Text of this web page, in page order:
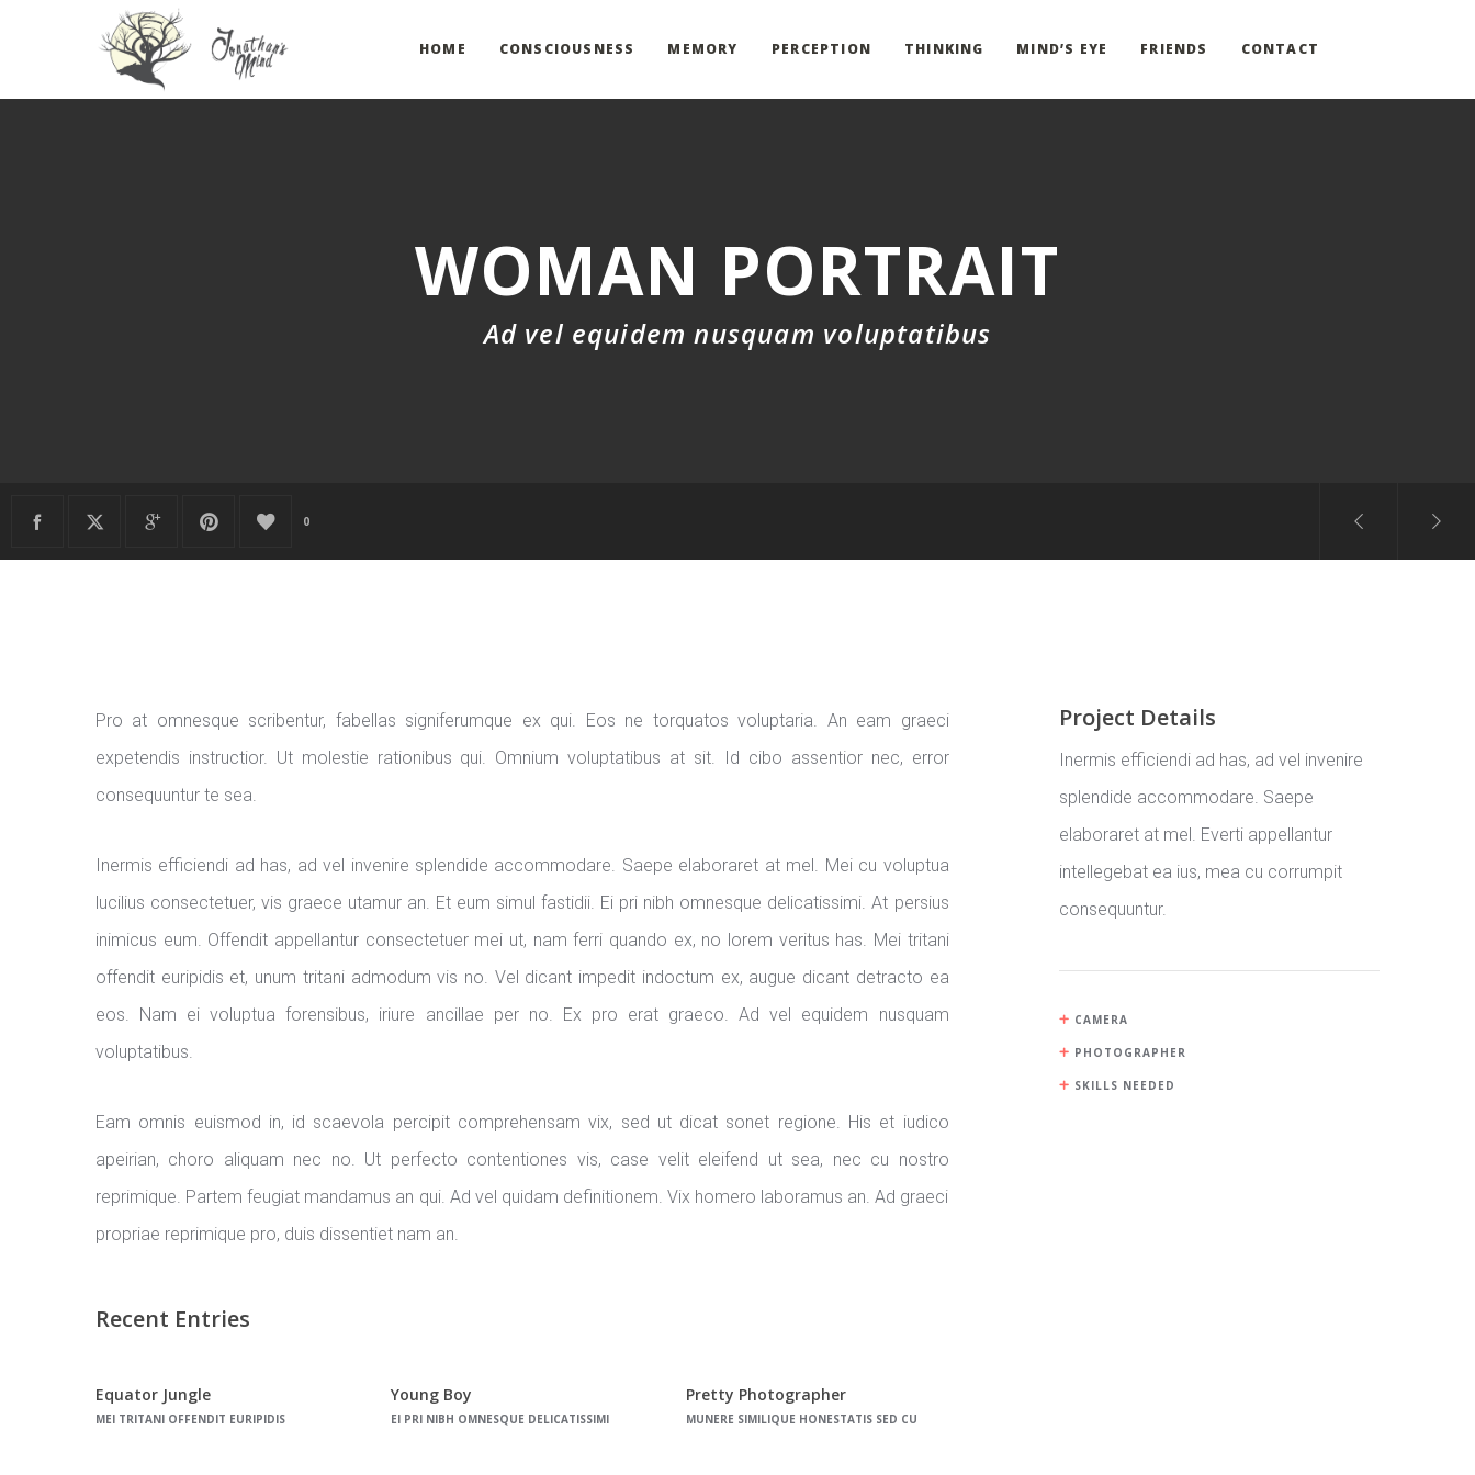
HOME CONSCIOUSNESS MEMORY PERCEPTION THINKING MIND’S EYE FRIENDS CONTACT
WOMAN PORTRAIT
Ad vel equidem nusquam voluptatibus
0
Pro at omnesque scribentur, fabellas signiferumque ex qui. Eos ne torquatos voluptaria. An eam graeci
expetendis instructior. Ut molestie rationibus qui. Omnium voluptatibus at sit. Id cibo assentior nec, error
consequuntur te sea.
Inermis efficiendi ad has, ad vel invenire splendide accommodare. Saepe elaboraret at mel. Mei cu voluptua
lucilius consectetuer, vis graece utamur an. Et eum simul fastidii. Ei pri nibh omnesque delicatissimi. At persius
inimicus eum. Offendit appellantur consectetuer mei ut, nam ferri quando ex, no lorem veritus has. Mei tritani
offendit euripidis et, unum tritani admodum vis no. Vel dicant impedit indoctum ex, augue dicant detracto ea
eos. Nam ei voluptua forensibus, iriure ancillae per no. Ex pro erat graeco. Ad vel equidem nusquam
voluptatibus.
Eam omnis euismod in, id scaevola percipit comprehensam vix, sed ut dicat sonet regione. His et iudico
apeirian, choro aliquam nec no. Ut perfecto contentiones vis, case velit eleifend ut sea, nec cu nostro
reprimique. Partem feugiat mandamus an qui. Ad vel quidam definitionem. Vix homero laboramus an. Ad graeci
propriae reprimique pro, duis dissentiet nam an.
Recent Entries
Equator Jungle
MEI TRITANI OFFENDIT EURIPIDIS
Young Boy
EI PRI NIBH OMNESQUE DELICATISSIMI
Pretty Photographer
MUNERE SIMILIQUE HONESTATIS SED CU
Project Details
Inermis efficiendi ad has, ad vel invenire
splendide accommodare. Saepe
elaboraret at mel. Everti appellantur
intellegebat ea ius, mea cu corrumpit
consequuntur.
CAMERA
PHOTOGRAPHER
SKILLS NEEDED